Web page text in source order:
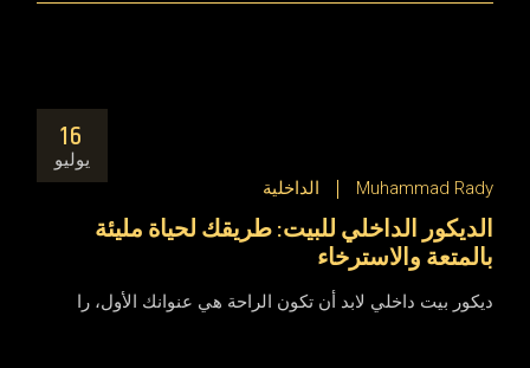
16
يوليو
Muhammad Rady
الداخلية
الديكور الداخلي للبيت: طريقك لحياة مليئة
بالمتعة والاسترخاء
ديكور بيت داخلي لابد أن تكون الراحة هي عنوانك الأول، را